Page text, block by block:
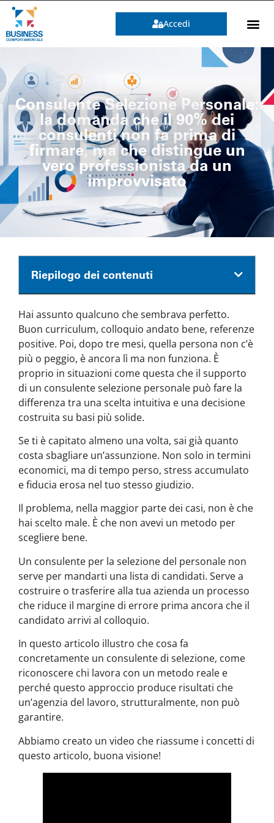
Accedi
Consulente Selezione Personale:
la domanda che il 90% dei
consulenti non fa prima di
firmare, ma che distingue un
vero professionista da un
improvvisato
Riepilogo dei contenuti
Hai assunto qualcuno che sembrava perfetto.
Buon curriculum, colloquio andato bene, referenze
positive. Poi, dopo tre mesi, quella persona non c’è
più o peggio, è ancora lì ma non funziona. È
proprio in situazioni come questa che il supporto
di un consulente selezione personale può fare la
differenza tra una scelta intuitiva e una decisione
costruita su basi più solide.
Se ti è capitato almeno una volta, sai già quanto
costa sbagliare un’assunzione. Non solo in termini
economici, ma di tempo perso, stress accumulato
e fiducia erosa nel tuo stesso giudizio.
Il problema, nella maggior parte dei casi, non è che
hai scelto male. È che non avevi un metodo per
scegliere bene.
Un consulente per la selezione del personale non
serve per mandarti una lista di candidati. Serve a
costruire o trasferire alla tua azienda un processo
che riduce il margine di errore prima ancora che il
candidato arrivi al colloquio.
In questo articolo illustro che cosa fa
concretamente un consulente di selezione, come
riconoscere chi lavora con un metodo reale e
perché questo approccio produce risultati che
un’agenzia del lavoro, strutturalmente, non può
garantire.
Abbiamo creato un video che riassume i concetti di
questo articolo, buona visione!